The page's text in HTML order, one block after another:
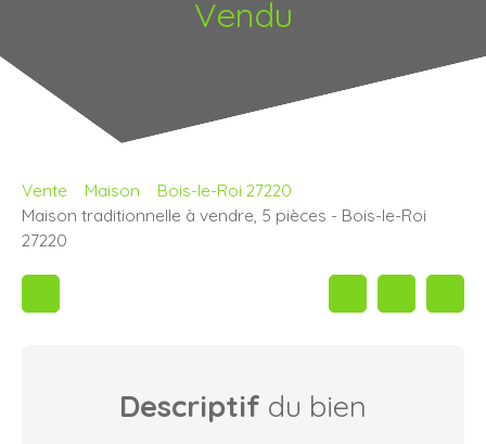
Vendu
Vente Maison
Bois-le-Roi 27220
Maison traditionnelle à vendre, 5 pièces - Bois-le-Roi
27220
Descriptif du bien